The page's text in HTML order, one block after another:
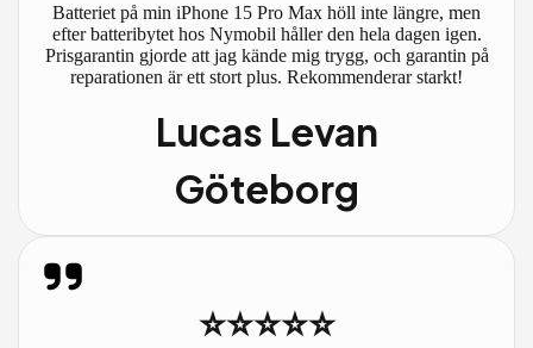
Batteriet på min iPhone 15 Pro Max höll inte längre, men
efter batteribytet hos Nymobil håller den hela dagen igen.
Prisgarantin gjorde att jag kände mig trygg, och garantin på
reparationen är ett stort plus. Rekommenderar starkt!
Lucas Levan
Göteborg
⭐⭐⭐⭐⭐